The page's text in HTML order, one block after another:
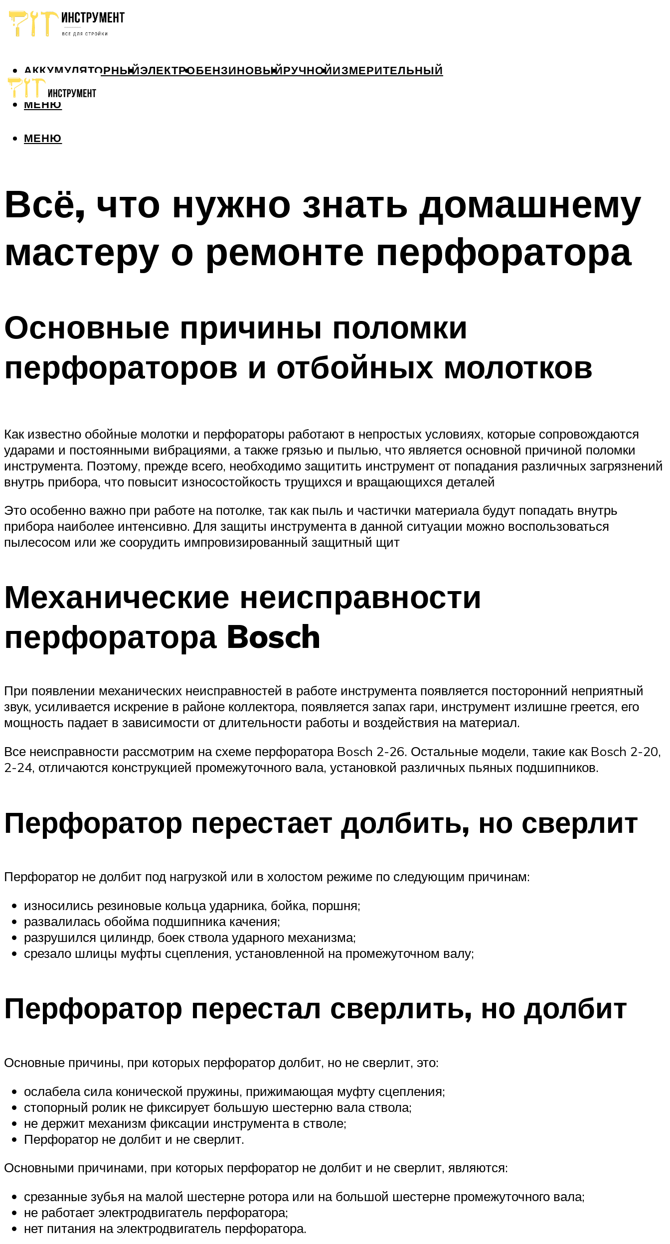
АККУМУЛЯТОРНЫЙЭЛЕКТРОБЕНЗИНОВЫЙРУЧНОЙИЗМЕРИТЕЛЬНЫЙ
МЕНЮ
МЕНЮ
Всё, что нужно знать домашнему
мастеру о ремонте перфоратора
Основные причины поломки
перфораторов и отбойных молотков
Как известно обойные молотки и перфораторы работают в непростых условиях, которые сопровождаются
ударами и постоянными вибрациями, а также грязью и пылью, что является основной причиной поломки
инструмента. Поэтому, прежде всего, необходимо защитить инструмент от попадания различных загрязнений
внутрь прибора, что повысит износостойкость трущихся и вращающихся деталей
Это особенно важно при работе на потолке, так как пыль и частички материала будут попадать внутрь
прибора наиболее интенсивно. Для защиты инструмента в данной ситуации можно воспользоваться
пылесосом или же соорудить импровизированный защитный щит
Механические неисправности
перфоратора Bosch
При появлении механических неисправностей в работе инструмента появляется посторонний неприятный
звук, усиливается искрение в районе коллектора, появляется запах гари, инструмент излишне греется, его
мощность падает в зависимости от длительности работы и воздействия на материал.
Все неисправности рассмотрим на схеме перфоратора Bosch 2-26. Остальные модели, такие как Bosch 2-20,
2-24, отличаются конструкцией промежуточного вала, установкой различных пьяных подшипников.
Перфоратор перестает долбить, но сверлит
Перфоратор не долбит под нагрузкой или в холостом режиме по следующим причинам:
износились резиновые кольца ударника, бойка, поршня;
развалилась обойма подшипника качения;
разрушился цилиндр, боек ствола ударного механизма;
срезало шлицы муфты сцепления, установленной на промежуточном валу;
Перфоратор перестал сверлить, но долбит
Основные причины, при которых перфоратор долбит, но не сверлит, это:
ослабела сила конической пружины, прижимающая муфту сцепления;
стопорный ролик не фиксирует большую шестерню вала ствола;
не держит механизм фиксации инструмента в стволе;
Перфоратор не долбит и не сверлит.
Основными причинами, при которых перфоратор не долбит и не сверлит, являются:
срезанные зубья на малой шестерне ротора или на большой шестерне промежуточного вала;
не работает электродвигатель перфоратора;
нет питания на электродвигатель перфоратора.